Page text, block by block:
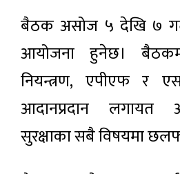
बैठक असोज ५ देखि ७
आयोजना हुनेछ।
नियन्त्रण, एपीएफ र
आदानप्रदान लगायत
सुरक्षाका सबै विषयमा